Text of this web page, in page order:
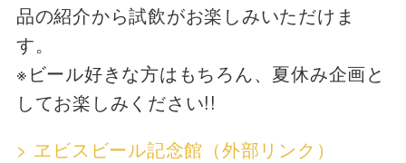
品の紹介から試飲がお楽しみいただけま
す。
※ビール好きな方はもちろん、夏休み企画と
してお楽しみください!!
> ヱビスビール記念館（外部リンク）